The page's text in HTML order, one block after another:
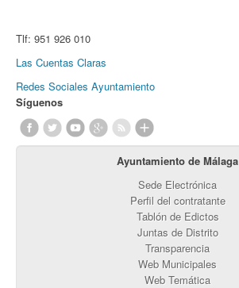
Tlf: 951 926 010
Las Cuentas Claras
Redes Sociales Ayuntamiento
Síguenos
Ayuntamiento de Málaga
Sede Electrónica
Perfil del contratante
Tablón de Edictos
Juntas de Distrito
Transparencia
Web Municipales
Web Temática